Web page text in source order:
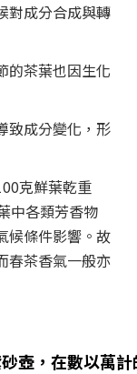
對成分合成與轉
的茶葉也因生化
致成分變化，形
克鮮葉乾重
中各類芳香物
候條件影響。故
春茶香氣一般亦
壺，在數以萬